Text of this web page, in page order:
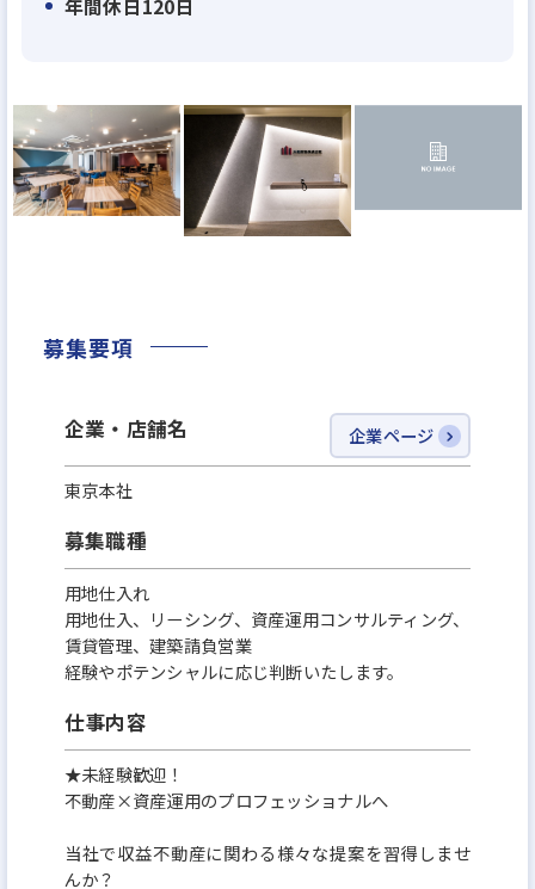
ける「圧倒的顧客ファースト」の精神は、大和財託
提供することで、多くの方々から高い支持をいただ
いています。
その結果、創業以来増収増益、創業12年(2025年時
点）で売上高360億円。
時代の変化を先取りしながら、常に進化を続ける当
資産運用をより多くの方々に開かれたものとし、こ
れからも新しい価値と未来を切り拓いてまいります。
「家族に入社を勧めたい次世代に残していきたい企
業」を指す、ホワイト企業に2022年から4年連続で認
クを2年連続で取得しました！
認定基準項目のうち、人材育成/働きがい、柔軟な働
き方、健康経営、労働法順守 の4項目では満点を
ビジネスモデル/生産性、リスクマネジメント の2項
目では高い点数を取得しており
年間休日120日
募集要項
企業・店舗名 企業ページ
東京本社
募集職種
用地仕入れ
用地仕入、リーシング、資産運用コンサルティング、
賃貸管理、建築請負営業
経験やポテンシャルに応じ判断いたします。
仕事内容
★未経験歓迎！
不動産×資産運用のプロフェッショナルへ
当社で収益不動産に関わる様々な提案を習得しませ
んか？